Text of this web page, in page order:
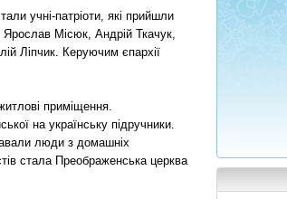
учні-патріоти, які прийшли
Місюк, Андрій Ткачук,
Ліпчик. Керуючим єпархії
приміщення.
на українську підручники.
люди з домашніх
стала Преображенська церква